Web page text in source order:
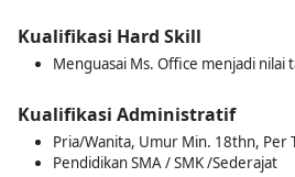
Kualifikasi Hard Skill
Menguasai Ms. Office menjadi nilai
Kualifikasi Administratif
Pria/Wanita, Umur Min. 18thn, Per
Pendidikan SMA / SMK /Sederajat